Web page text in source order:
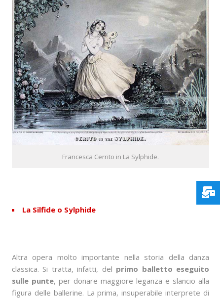
Francesca Cerrito in La Sylphide.
La Silfide o Sylphide
Altra opera molto importante nella storia della danza
classica. Si tratta, infatti, del primo balletto eseguito
sulle punte, per donare maggiore leganza e slancio alla
figura delle ballerine. La prima, insuperabile interprete di